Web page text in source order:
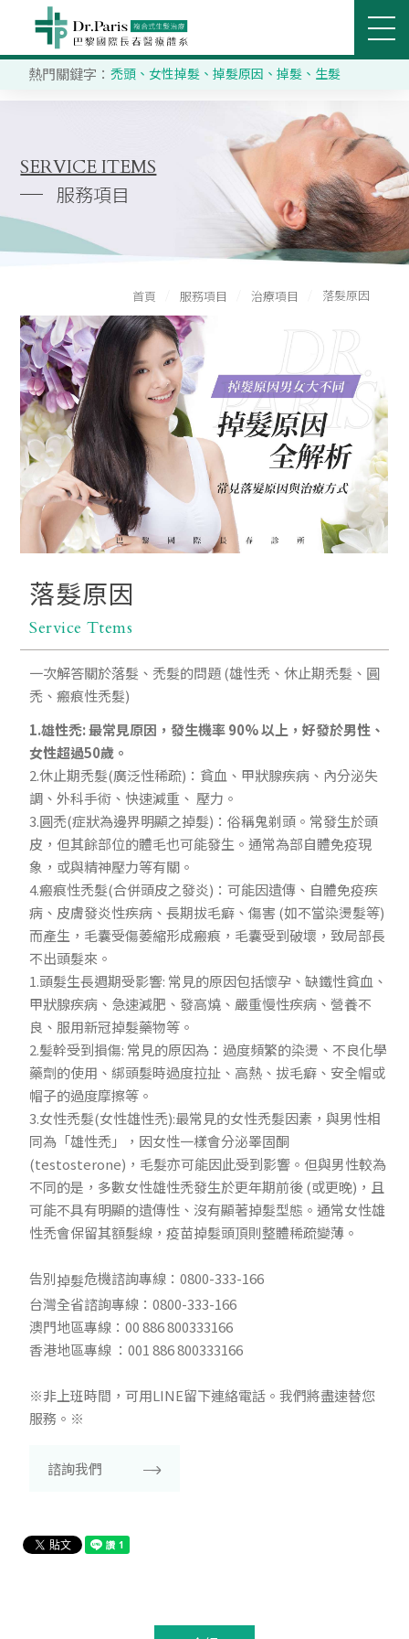
落髮原因
立即搜尋
推薦分院
醫療團隊
服務項目
客戶分享
最新消息
線上預約
熱門關鍵字：禿頭 、女性掉髮 、掉髮原因 、掉髮 、 生髮
SERVICE ITEMS
服務項目
首頁 服務項目 治療項目 落髮原因
落髮原因
Service Ttems
一次解答關於落髮、禿髮的問題 (雄性禿、休止期禿髮、圓
禿、瘢痕性禿髮)
1.雄性禿: 最常見原因，發生機率 90% 以上，好發於男性、
女性超過50歲。
2.休止期禿髮(廣泛性稀疏)：貧血、甲狀腺疾病、內分泌失
調、外科手術、快速減重、 壓力。
3.圓禿(症狀為邊界明顯之掉髮)：俗稱鬼剃頭。常發生於頭
皮，但其餘部位的體毛也可能發生。通常為部自體免疫現
象，或與精神壓力等有關。
4.瘢痕性禿髮(合併頭皮之發炎)：可能因遺傳、自體免疫疾
病、皮膚發炎性疾病、長期拔毛癖、傷害 (如不當染燙髮等)
而產生，毛囊受傷萎縮形成瘢痕，毛囊受到破壞，致局部長
不出頭髮來。
1.頭髮生長週期受影響: 常見的原因包括懷孕、缺鐵性貧血、
甲狀腺疾病、急速減肥、發高燒、嚴重慢性疾病、營養不
良、服用新冠掉髮藥物等。
2.髪幹受到損傷: 常見的原因為：過度頻繁的染燙、不良化學
藥劑的使用、綁頭髮時過度拉扯、高熱、拔毛癖、安全帽或
帽子的過度摩擦等。
3.女性禿髮(女性雄性禿):最常見的女性禿髮因素，與男性相
同為「雄性禿」，因女性一樣會分泌睪固酮
(testosterone)，毛髮亦可能因此受到影響。但與男性較為
不同的是，多數女性雄性禿發生於更年期前後 (或更晚)，且
可能不具有明顯的遺傳性、沒有顯著掉髮型態。通常女性雄
性禿會保留其額髮線，疫苗掉髮頭頂則整體稀疏變薄。
告別掉髮危機諮詢專線：0800-333-166
台灣全省諮詢專線：0800-333-166
澳門地區專線：00 886 800333166
香港地區專線 ：001 886 800333166
※非上班時間，可用LINE留下連絡電話。我們將盡速替您
服務。※
諮詢我們